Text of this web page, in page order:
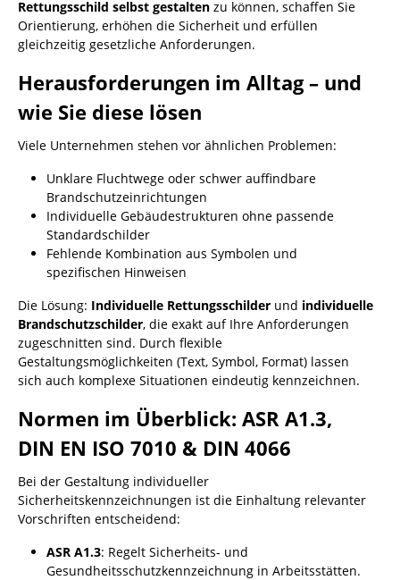
Rettungsschild selbst gestalten zu können, schaffen Sie
Orientierung, erhöhen die Sicherheit und erfüllen
gleichzeitig gesetzliche Anforderungen.
Herausforderungen im Alltag – und
wie Sie diese lösen
Viele Unternehmen stehen vor ähnlichen Problemen:
Unklare Fluchtwege oder schwer auffindbare
Brandschutzeinrichtungen
Individuelle Gebäudestrukturen ohne passende
Standardschilder
Fehlende Kombination aus Symbolen und
spezifischen Hinweisen
Die Lösung: Individuelle Rettungsschilder und individuelle
Brandschutzschilder, die exakt auf Ihre Anforderungen
zugeschnitten sind. Durch flexible
Gestaltungsmöglichkeiten (Text, Symbol, Format) lassen
sich auch komplexe Situationen eindeutig kennzeichnen.
Normen im Überblick: ASR A1.3,
DIN EN ISO 7010 & DIN 4066
Bei der Gestaltung individueller
Sicherheitskennzeichnungen ist die Einhaltung relevanter
Vorschriften entscheidend:
ASR A1.3: Regelt Sicherheits- und
Gesundheitsschutzkennzeichnung in Arbeitsstätten.